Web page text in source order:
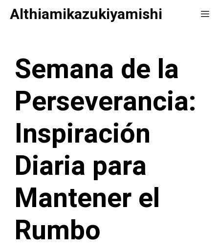
Saltar
Althiamikazukiyamishi
Semana de la
Perseverancia:
Inspiración
Diaria para
Mantener el
Rumbo